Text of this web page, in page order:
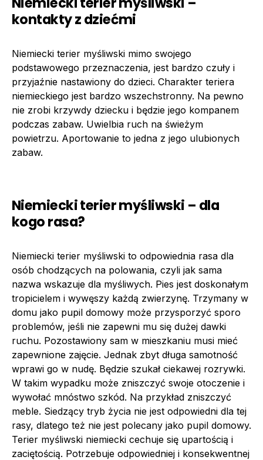
kontakty z dziećmi
Niemiecki terier myśliwski mimo swojego
podstawowego przeznaczenia, jest bardzo czuły i
przyjaźnie nastawiony do dzieci. Charakter teriera
niemieckiego jest bardzo wszechstronny. Na pewno
nie zrobi krzywdy dziecku i będzie jego kompanem
podczas zabaw. Uwielbia ruch na świeżym
powietrzu. Aportowanie to jedna z jego ulubionych
zabaw.
Niemiecki terier myśliwski – dla
kogo rasa?
Niemiecki terier myśliwski to odpowiednia rasa dla
osób chodzących na polowania, czyli jak sama
nazwa wskazuje dla myśliwych. Pies jest doskonałym
tropicielem i wywęszy każdą zwierzynę. Trzymany w
domu jako pupil domowy może przysporzyć sporo
problemów, jeśli nie zapewni mu się dużej dawki
ruchu. Pozostawiony sam w mieszkaniu musi mieć
zapewnione zajęcie. Jednak zbyt długa samotność
wprawi go w nudę. Będzie szukał ciekawej rozrywki.
W takim wypadku może zniszczyć swoje otoczenie i
wywołać mnóstwo szkód. Na przykład zniszczyć
meble. Siedzący tryb życia nie jest odpowiedni dla tej
rasy, dlatego też nie jest polecany jako pupil domowy.
Terier myśliwski niemiecki cechuje się upartością i
zaciętością. Potrzebuje odpowiedniej i konsekwentnej